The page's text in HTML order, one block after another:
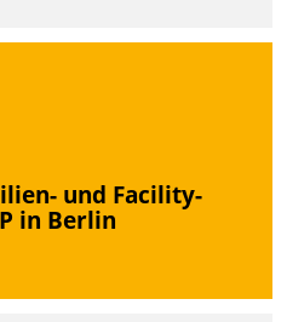
und Facility-
in Berlin